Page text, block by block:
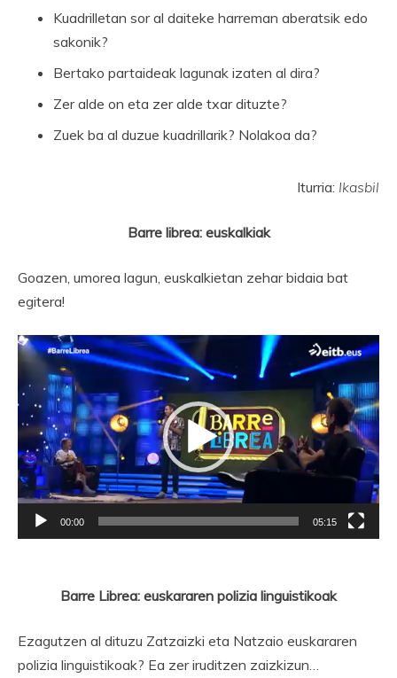
Kuadrilletan sor al daiteke harreman aberatsik edo
sakonik?
Bertako partaideak lagunak izaten al dira?
Zer alde on eta zer alde txar dituzte?
Zuek ba al duzue kuadrillarik? Nolakoa da?
Iturria: Ikasbil
Barre librea: euskalkiak
Goazen, umorea lagun, euskalkietan zehar bidaia bat
egitera!
Bideo
erreproduzigailua
00:00 05:15
Barre Librea: euskararen polizia linguistikoak
Ezagutzen al dituzu Zatzaizki eta Natzaio euskararen
polizia linguistikoak? Ea zer iruditzen zaizkizun…